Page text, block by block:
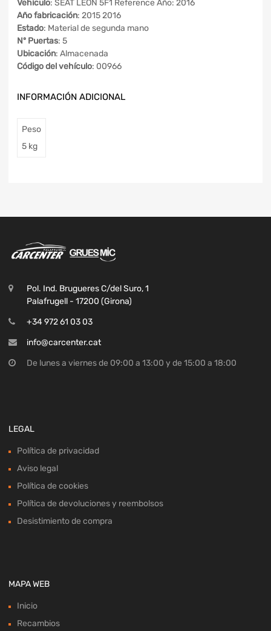
Vehículo: SEAT LEON 5F1 Reference Año: 2016
Año fabricación: 2015 2016
Estado: Material de segunda mano
Nº Puertas: 5
Ubicación: Almacenada
Código del vehículo: 00966
INFORMACIÓN ADICIONAL
Peso
5 kg
Pol. Ind. Brugueres C/del Suro, 1
Palafrugell - 17200 (Girona)
+34 972 61 03 03
info@carcenter.cat
De lunes a viernes de 09:00 a 13:00 y de 15:00 a 18:00
LEGAL
Política de privacidad
Aviso legal
Política de cookies
Política de devoluciones y reembolsos
Desistimiento de compra
MAPA WEB
Inicio
Recambios